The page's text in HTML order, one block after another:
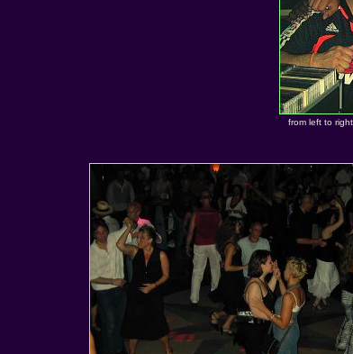
from left to